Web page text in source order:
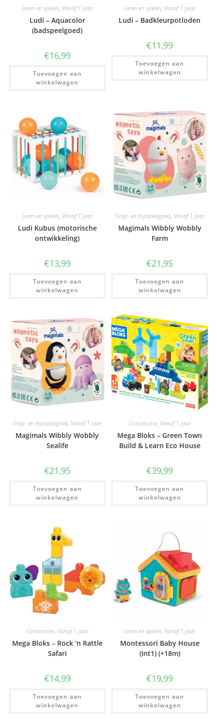
Leren en spelen, Vanaf 1 jaar
Ludi – Aquacolor
(badspeelgoed)
€16,99
Toevoegen aan
winkelwagen
Leren en spelen, Vanaf 1 jaar
Ludi – Badkleurpotloden
€11,99
Toevoegen aan
winkelwagen
Leren en spelen, Vanaf 1 jaar
Ludi Kubus (motorische
ontwikkeling)
€13,99
Toevoegen aan
winkelwagen
Grijp- en bijtspeelgoed, Vanaf 1 jaar
Magimals Wibbly Wobbly
Farm
€21,95
Toevoegen aan
winkelwagen
Grijp- en bijtspeelgoed, Vanaf 1 jaar
Magimals Wibbly Wobbly
Sealife
€21,95
Toevoegen aan
winkelwagen
Constructie, Vanaf 1 jaar
Mega Bloks – Green Town
Build & Learn Eco House
€39,99
Toevoegen aan
winkelwagen
Constructie, Vanaf 1 jaar
Mega Bloks – Rock ’n Rattle
Safari
€14,99
Toevoegen aan
winkelwagen
Leren en spelen, Vanaf 1 jaar
Montessori Baby House
(Int1) (+18m)
€19,99
Toevoegen aan
winkelwagen